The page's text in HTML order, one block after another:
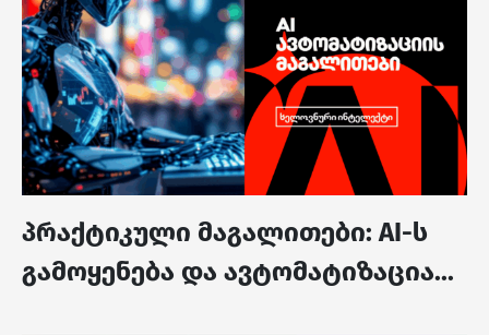
პრაქტიკული მაგალითები: AI-ს
გამოყენება და ავტომატიზაცია...